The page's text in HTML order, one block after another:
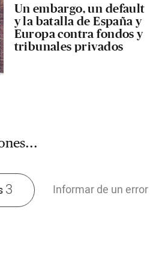
Un embargo, un default
y la batalla de España y
Europa contra fondos y
tribunales privados
3 Informar de un error